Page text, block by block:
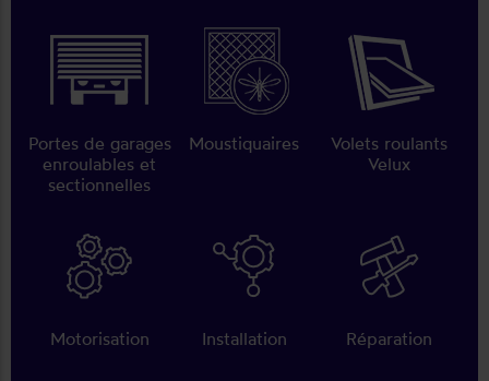
Portes de garages
enroulables et
sectionnelles
Moustiquaires
Volets roulants
Velux
Motorisation Installation Réparation